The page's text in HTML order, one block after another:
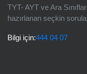
TYT- AYT ve Ara
hazırlanan seçkin
Bilgi için:444 04 07